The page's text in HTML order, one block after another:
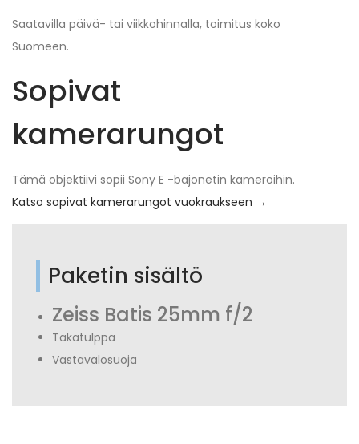
Saatavilla päivä- tai viikkohinnalla, toimitus koko
Suomeen.
Sopivat
kamerarungot
Tämä objektiivi sopii Sony E -bajonetin kameroihin.
Katso sopivat kamerarungot vuokraukseen →
Paketin sisältö
Zeiss Batis 25mm f/2
Takatulppa
Vastavalosuoja